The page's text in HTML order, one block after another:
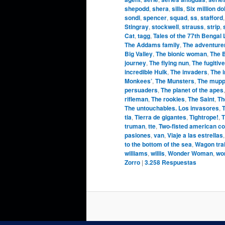
shepodd, shera, sills, Six million
sondi, spencer, squad, ss, stafford,
Stingray, stockwell, strauss, strip,
Cat, tagg, Tales of the 77th Bengal
The Addams family, The
Big Valley, The bionic woman, The
journey, The flying nun, The fugitive
incredible Hulk, The invaders, The
Monkees’, The Munsters, The
persuaders, The planet of the apes,
rifleman, The rookies, The Saint,
The untouchables. Los invasores,
tia, Tierra de gigantes, Tightrope!,
truman, tte, Two-fisted american
pasiones, van, Viaje a las estrellas,
to the bottom of the sea, Wagon
williams, willis, Wonder Woman,
Zorro | 3.258 Respuestas